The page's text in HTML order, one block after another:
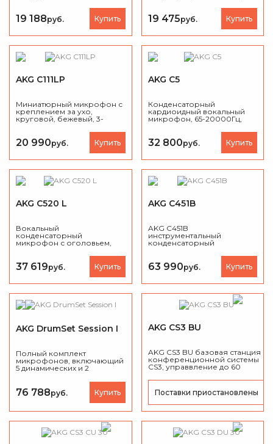
1/2", 20-20000Гц, 15мВ/Па.
19 188руб. Купить 19 475руб. Купить
AKG C111LP
Миниатюрный микрофон с
креплением за ухо,
круговой, бежевый, 3-
20 990руб. Купить
AKG C5
Конденсаторный
кардиоидный вокальный
микрофон, 65-20000Гц,
32 800руб. Купить
AKG C520 L
Вокальный
конденсаторный
микрофон с оголовьем,
адаптер фантомного
питания в разъёме XLR
37 619руб. Купить
AKG C451B
AKG C451B
инструментальный
конденсаторный
мембраной, кардиоида, 20
—20000Гц, 9мВ/Па.
63 990руб. Купить
AKG DrumSet Session I
Полный комплект
микрофонов, включающий
5 динамических и 2
76 788руб. Купить
AKG CS3 BU
AKG CS3 BU базовая станция
конференционной системы
CS3, управвление до 60
Поставки приостановлены